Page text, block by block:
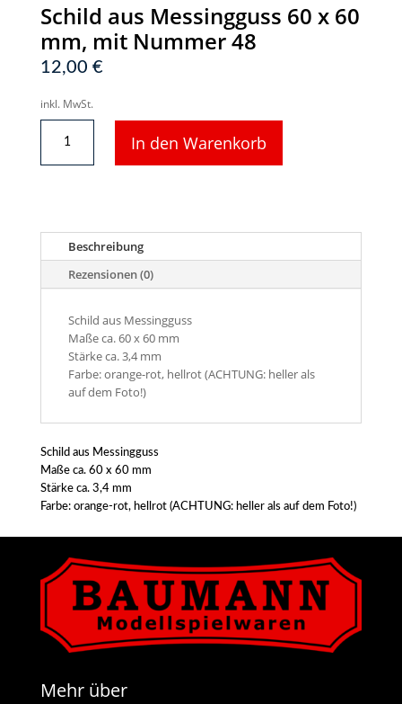
Schild aus Messingguss 60 x 60
mm, mit Nummer 48
12,00 €
inkl. MwSt.
Messingguss
mm,
Nummer
48
In den Warenkorb
Beschreibung
Rezensionen (0)
Schild aus Messingguss
Maße ca. 60 x 60 mm
Stärke ca. 3,4 mm
Farbe: orange-rot, hellrot (ACHTUNG: heller als
auf dem Foto!)
Schild aus Messingguss
Maße ca. 60 x 60 mm
Stärke ca. 3,4 mm
Farbe: orange-rot, hellrot (ACHTUNG: heller als auf dem Foto!)
Mehr über